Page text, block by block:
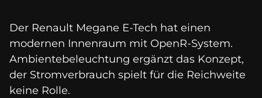
Der Renault Megane E-Tech hat einen
modernen Innenraum mit OpenR-System.
Ambientebeleuchtung ergänzt das Konzept,
der Stromverbrauch spielt für die Reichweite
keine Rolle.